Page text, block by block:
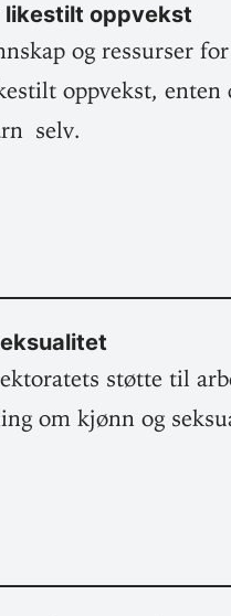
like­stilt oppvekst
og res­surser
opp­vekst, enten
selv.
støtte til
om kjønn og